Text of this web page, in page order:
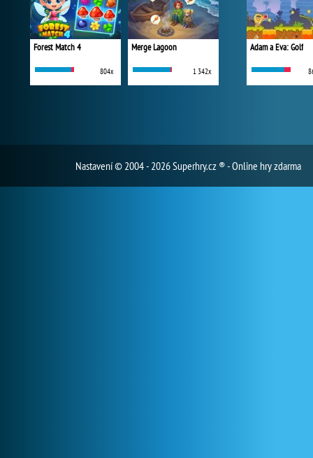
Forest Match 4
804x
Merge Lagoon
1 342x
Adam a Eva: Golf
Nastavení© 2004 - 2026 Superhry.cz ® - Online hry zdarma